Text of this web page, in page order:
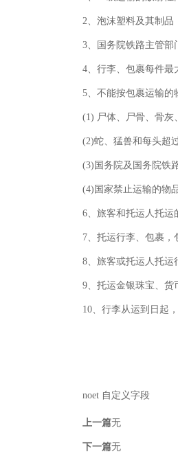
2、泡沫塑料及其制品
3、国务院铁路主管部
4、行李、包裹每件最
5、不能按包裹运输的
(1) 尸体、尸骨、骨灰
(2)蛇、猛兽和每头超
(3)国务院及国务院铁
(4)国家禁止运输的物
6、旅客和托运人托运
7、托运行李、包裹
8、旅客或托运人托运
9、托运金银珠宝、
10、行李从运到日起
noet 自定义字段
上一篇无
下一篇无